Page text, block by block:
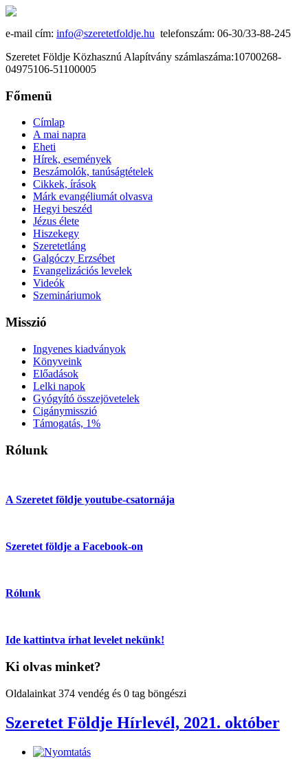
e-mail cím: info@szeretetfoldje.hu telefonszám: 06-30/33-88-245
Szeretet Földje Közhasznú Alapítvány számlaszáma:10700268-
04975106-51100005
Főmenü
Címlap
A mai napra
Eheti
Hírek, események
Beszámolók, tanúságtételek
Cikkek, írások
Márk evangéliumát olvasva
Hegyi beszéd
Jézus élete
Hiszekegy
Szeretetláng
Galgóczy Erzsébet
Evangelizációs levelek
Videók
Szemináriumok
Misszió
Ingyenes kiadványok
Könyveink
Előadások
Lelki napok
Gyógyító összejövetelek
Cigánymisszió
Támogatás, 1%
Rólunk
A Szeretet földje youtube-csatornája
Szeretet földje a Facebook-on
Rólunk
Ide kattintva írhat levelet nekünk!
Ki olvas minket?
Oldalainkat 374 vendég és 0 tag böngészi
Szeretet Földje Hírlevél, 2021. október